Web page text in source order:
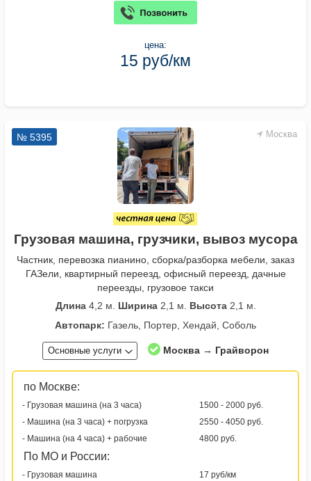
цена:
15 руб/км
Москва
№ 5395
Грузовая машина, грузчики, вывоз мусора
Частник, перевозка пианино, сборка/разборка мебели, заказ
ГАЗели, квартирный переезд, офисный переезд, дачные
переезды, грузовое такси
Длина4,2 м. Ширина2,1 м. Высота2,1 м.
Автопарк: Газель, Портер, Хендай, Соболь
Основные услуги Москва → Грайворон
по Москве:
- Грузовая машина (на 3 часа)
1500 - 2000 руб.
- Машина (на 3 часа) + погрузка
2550 - 4050 руб.
- Машина (на 4 часа) + рабочие
4800 руб.
По МО и России:
- Грузовая машина 17 руб/км